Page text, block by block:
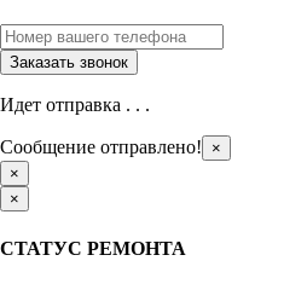
Идет отправка . . .
Сообщение отправлено!
×
×
×
СТАТУС РЕМОНТА